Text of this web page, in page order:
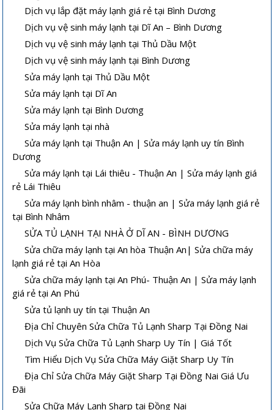
Dịch vụ lắp đặt máy lạnh giá rẻ tại Bình Dương
Dịch vụ vệ sinh máy lạnh tại Dĩ An – Bình Dương
Dịch vụ vệ sinh máy lạnh tại Thủ Dầu Một
Dịch vụ vệ sinh máy lạnh tại Bình Dương
Sửa máy lạnh tại Thủ Dầu Một
Sửa máy lạnh tại Dĩ An
Sửa máy lạnh tại Bình Dương
Sửa máy lạnh tại nhà
Sửa máy lạnh tại Thuận An | Sửa máy lạnh uy tín Bình
Dương
Sửa máy lạnh tại Lái thiêu - Thuận An | Sửa máy lạnh giá
rẻ Lái Thiêu
Sửa máy lạnh bình nhâm - thuận an | Sửa máy lạnh giá rẻ
tại Bình Nhâm
SỬA TỦ LẠNH TẠI NHÀ Ở DĨ AN - BÌNH DƯƠNG
Sửa chữa máy lạnh tại An hòa Thuận An| Sửa chữa máy
lạnh giá rẻ tại An Hòa
Sửa chữa máy lạnh tại An Phú- Thuận An | Sửa máy lạnh
giá rẻ tại An Phú
Sửa tủ lạnh uy tín tại Thuận An
Địa Chỉ Chuyên Sửa Chữa Tủ Lạnh Sharp Tại Đồng Nai
Dịch Vụ Sửa Chữa Tủ Lạnh Sharp Uy Tín | Giá Tốt
Tìm Hiểu Dịch Vụ Sửa Chữa Máy Giặt Sharp Uy Tín
Địa Chỉ Sửa Chữa Máy Giặt Sharp Tại Đồng Nai Giá Ưu
Đãi
Sửa Chữa Máy Lạnh Sharp tại Đồng Nai